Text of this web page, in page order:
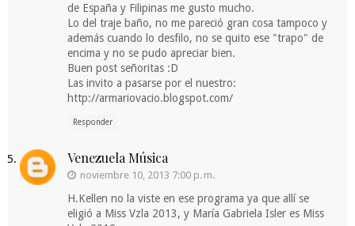
de España y Filipinas me gusto mucho.
Lo del traje baño, no me pareció gran cosa tampoco y
además cuando lo desfilo, no se quito ese "trapo" de
encima y no se pudo apreciar bien.
Buen post señoritas :D
Las invito a pasarse por el nuestro:
http://armariovacio.blogspot.com/
Responder
Venezuela Música
noviembre 10, 2013 7:00 p. m.
H.Kellen no la viste en ese programa ya que allí se
eligió a Miss Vzla 2013, y María Gabriela Isler es Miss